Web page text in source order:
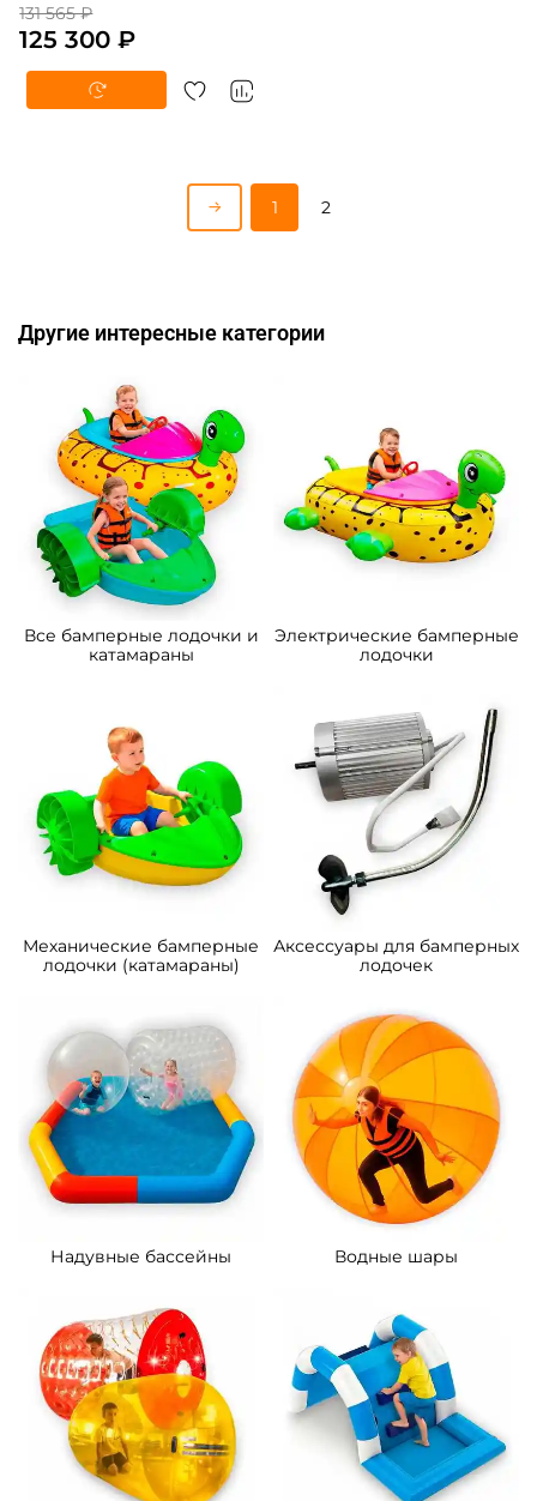
131 565 ₽
125 300 ₽
1 2
Другие интересные категории
Все бамперные лодочки и
катамараны
Электрические бамперные
лодочки
Механические бамперные
лодочки (катамараны)
Аксессуары для бамперных
лодочек
Надувные бассейны Водные шары